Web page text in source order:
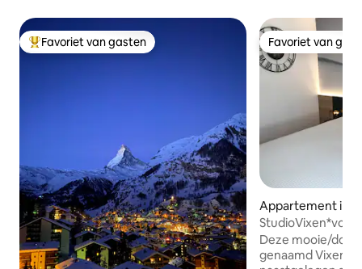
Topfavoriet van gasten
Favoriet van gasten Favoriet van
Favoriet van
Appartement in
skiën*
Deze mooie/
genaamd Vixen